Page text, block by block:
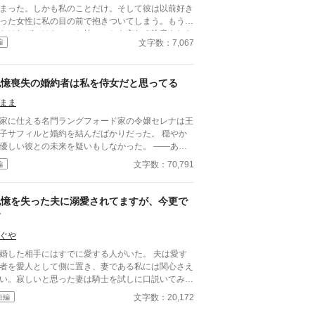
った。しかも私のことだけ。そして彼は以前好き
た女性に私の目の前で抱きついてしまう。もう諦
ければいけない、と彼のことを忘れる決意をした
……。 ＊全4話
文字数：7,067
喪失の婚約者は私を侍女だと思ってる
ま
に仕える名門ラングフォード家の令嬢セレナは王
サフィルと婚約を結んだばかりだった。 穏やか
しい彼との未来を疑いもしなかった。 ——あの
として王都を揺るがした 「王太子サ
ル、重傷」の報せ。 駆けつけた医務室でセレナ
文字数：70,791
を失った夫に溺愛されてますが、今更で
や
した相手にはすでに愛する人がいた。 夫は愛す
を愛人として側に置き、妻である私には関心さえ
。寂しいと思った妻は騎士を試しに口説いてみた
ろ、意気投合し、結婚一年後には騎士と良き仲で
が事故で記憶喪失になりやってき
編 文字数：20,172